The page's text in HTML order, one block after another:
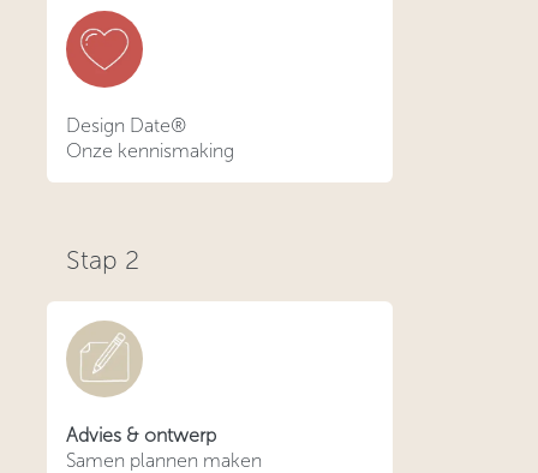
Design Date®
Onze kennismaking
Stap 2
Advies & ontwerp
Samen plannen maken